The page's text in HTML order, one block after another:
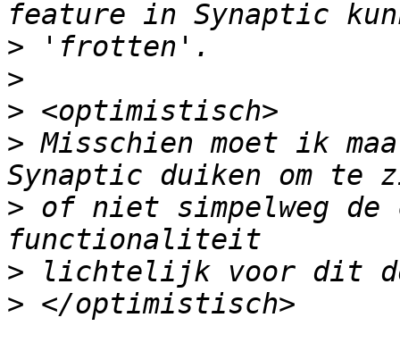
>
>
>
> Misschien moet ik
> of niet simpelweg
>
>